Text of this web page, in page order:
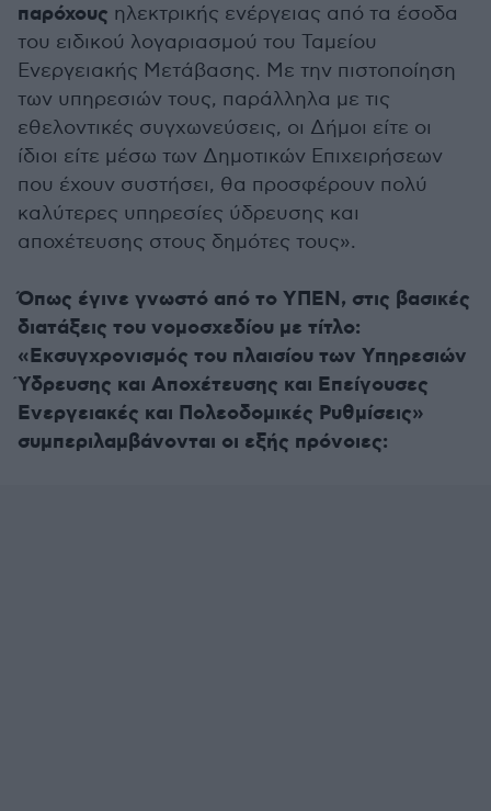
παρόχους ηλεκτρικής ενέργειας από τα έσοδα
του ειδικού λογαριασμού του Ταμείου
Ενεργειακής Μετάβασης. Με την πιστοποίηση
των υπηρεσιών τους, παράλληλα με τις
εθελοντικές συγχωνεύσεις, οι Δήμοι είτε οι
ίδιοι είτε μέσω των Δημοτικών Επιχειρήσεων
που έχουν συστήσει, θα προσφέρουν πολύ
καλύτερες υπηρεσίες ύδρευσης και
αποχέτευσης στους δημότες τους».
Όπως έγινε γνωστό από το ΥΠΕΝ, στις βασικές
διατάξεις του νομοσχεδίου με τίτλο:
«Εκσυγχρονισμός του πλαισίου των Υπηρεσιών
Ύδρευσης και Αποχέτευσης και Επείγουσες
Ενεργειακές και Πολεοδομικές Ρυθμίσεις»
συμπεριλαμβάνονται οι εξής πρόνοιες: